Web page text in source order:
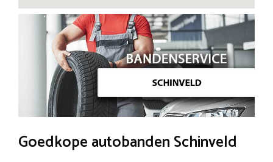
Goedkope autobanden Schinveld